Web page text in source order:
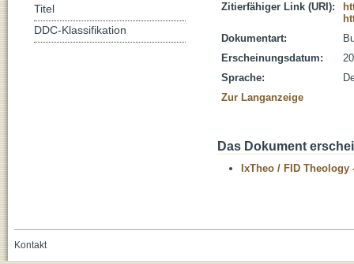
Zitierfähiger Link (URI):
Dokumentart:
Erscheinungsdatum:
Sprache:
Zur Langanzeige
Das Dokument
IxTheo / FID Theology
Titel
DDC-Klassifikation
Kontakt